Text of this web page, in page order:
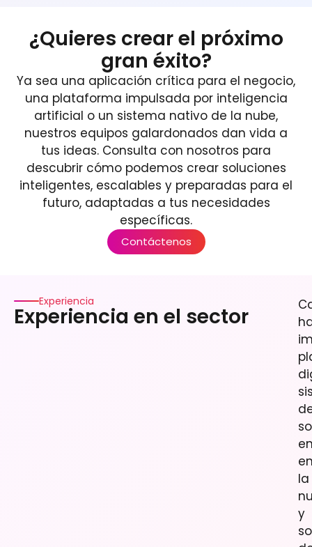
¿Quieres crear el próximo
gran éxito?
Ya sea una aplicación crítica para el negocio,
una plataforma impulsada por inteligencia
artificial o un sistema nativo de la nube,
nuestros equipos galardonados dan vida a
tus ideas. Consulta con nosotros para
descubrir cómo podemos crear soluciones
inteligentes, escalables y preparadas para el
futuro, adaptadas a tus necesidades
específicas.
Contáctenos
Experiencia
Experiencia en el sector
la
y